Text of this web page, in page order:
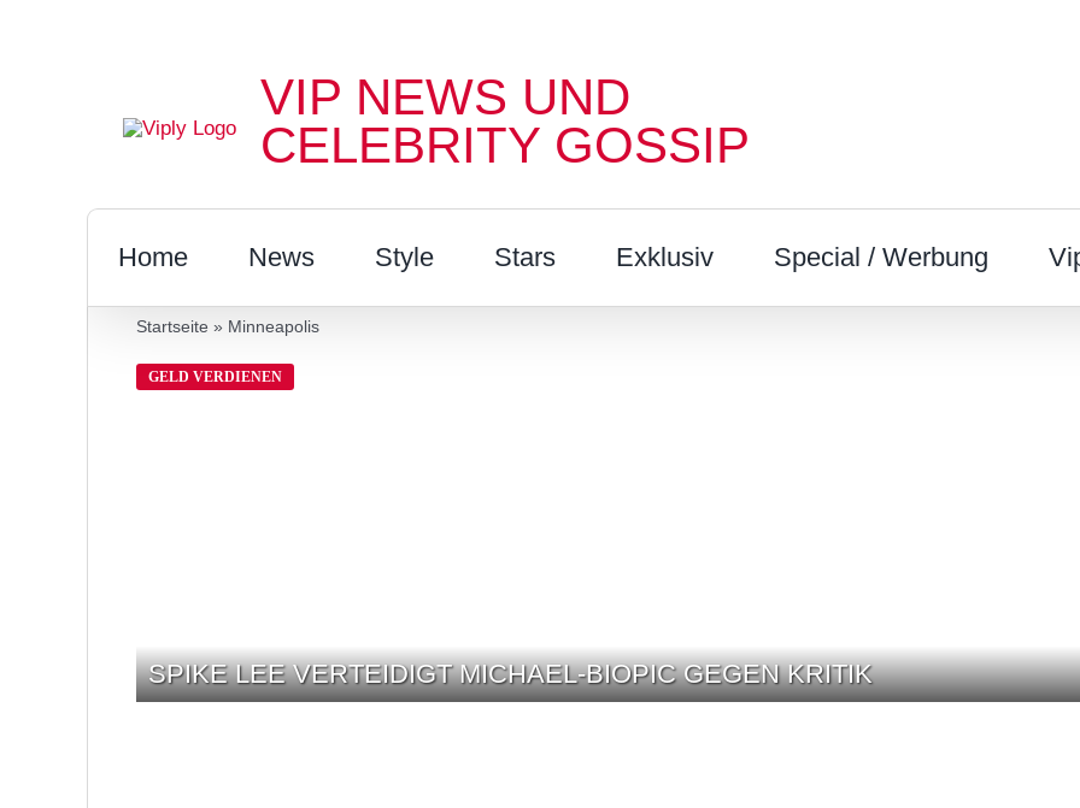
VIP NEWS UND
CELEBRITY GOSSIP
Home News Style Stars Exklusiv Special / Werbung
Startseite » Minneapolis
GELD VERDIENEN
SPIKE LEE VERTEIDIGT MICHAEL-BIOPIC GEGEN KRITIK